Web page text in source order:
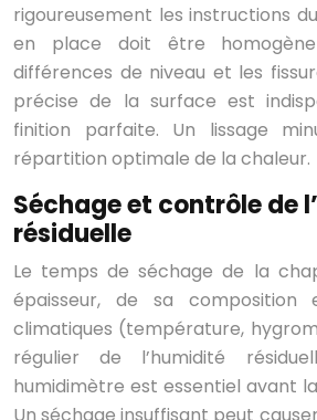
rigoureusement les instructions
en place doit être
différences de niveau et les
précise de la surface est
finition parfaite. Un lissage
répartition optimale de la chaleur.
Séchage et contrôle de
résiduelle
Le temps de séchage de la
épaisseur, de sa composition
climatiques (température,
régulier de l’humidité
humidimètre est essentiel avant